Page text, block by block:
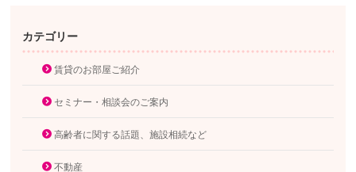
カテゴリー
賃貸のお部屋ご紹介
セミナー・相談会のご案内
高齢者に関する話題、施設相続など
不動産